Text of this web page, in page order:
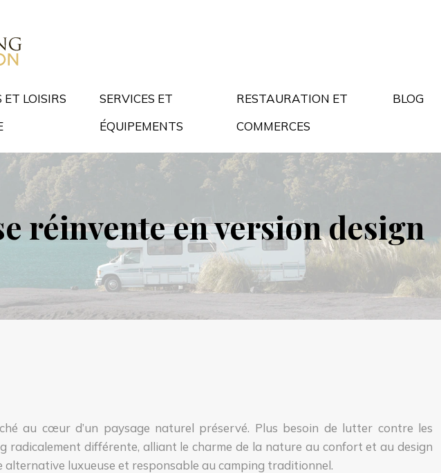
LOISIRS
SERVICES ET
ÉQUIPEMENTS
RESTAURATION ET
COMMERCES
BLOG
réinvente en version design
au cœur d’un paysage naturel préservé. Plus besoin de lutter contre les
radicalement différente, alliant le charme de la nature au confort et au design
alternative luxueuse et responsable au camping traditionnel.